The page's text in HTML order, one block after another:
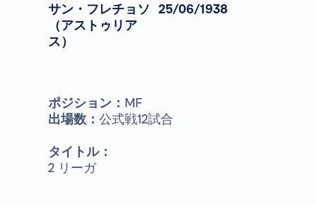
サン・フレチョソ
（アストゥリア
ス）
25/06/1938
ポジション： MF
出場数： 公式戦12試合
タイトル：
2 リーガ